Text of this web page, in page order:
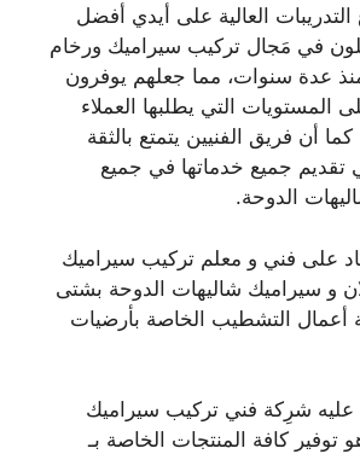
التدريبات العالية على أيدي أفضل
في مَجال تركيب سيراميك ورخام
عدة سنوات، مما جعلهم يوفرون
المستويات التي يطلبها العملاء
أن فريق الفنيين يتمتع بالثقة
تقديم جميع خدماتها في جميع
الدوحة.
على فني و معلم تركيب سيراميك
و سيراميك شاليهات الدوحة بشتى
أعمال التشطيب الخاصة بأرضيات
شرِكة فني تركيب سيراميك
توفير كافة المنتجات الخاصة بـ